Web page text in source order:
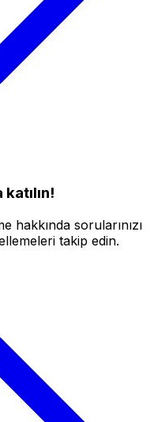
hakkında sorularınızı
takip edin.